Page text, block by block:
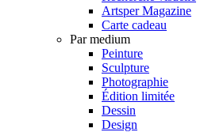
Artsper Magazine
Carte cadeau
Par medium
Peinture
Sculpture
Photographie
Édition limitée
Dessin
Design